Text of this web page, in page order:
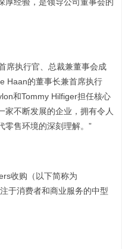
厚经验，是领导公司董事会的
席执行官、总裁兼董事会成
Haan的董事长兼首席执行
和Tommy Hilfiger担任核心
家不断发展的企业，拥有令人
零售环境的深刻理解。”
收购（以下简称为
于消费者和商业服务的中型